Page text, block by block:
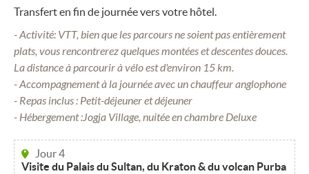
Transfert en fin de journée vers votre hôtel.
- Activité: VTT, bien que les parcours ne soient pas entièrement
plats, vous rencontrerez quelques montées et descentes douces.
La distance à parcourir à vélo est d'environ 15 km.
- Accompagnement à la journée avec un chauffeur anglophone
- Repas inclus : Petit-déjeuner et déjeuner
- Hébergement :Jogja Village, nuitée en chambre Deluxe
Jour 4
Visite du Palais du Sultan, du Kraton & du volcan Purba